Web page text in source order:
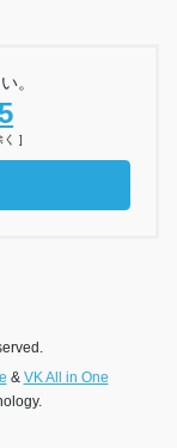
。
く ]
& VK All in One